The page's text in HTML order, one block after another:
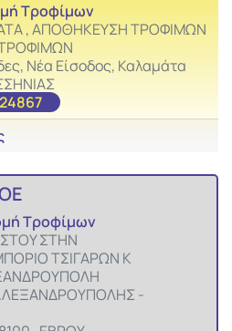
Τροφίμων
, ΑΠΟΘΗΚΕΥΣΗ ΤΡΟΦΙΜΩΝ
Νέα Είσοδος, Καλαμάτα
Τροφίμων
ΣΤΗΝ
ΤΣΙΓΑΡΩΝ Κ
-